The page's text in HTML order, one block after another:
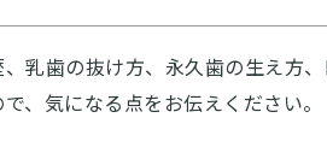
乳歯の抜け方、永久歯の生え方
、気になる点をお伝えください。